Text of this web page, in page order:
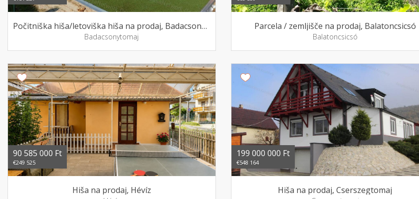
Počitniška hiša/letoviška hiša na prodaj, Badacsonytomaj
Badacsonytomaj
Parcela / zemljišče na prodaj, Balatoncsicsó
Balatoncsicsó
90 585 000 Ft
€249 525
Hiša na prodaj, Hévíz
199 000 000 Ft
€548 164
Hiša na prodaj, Cserszegtomaj